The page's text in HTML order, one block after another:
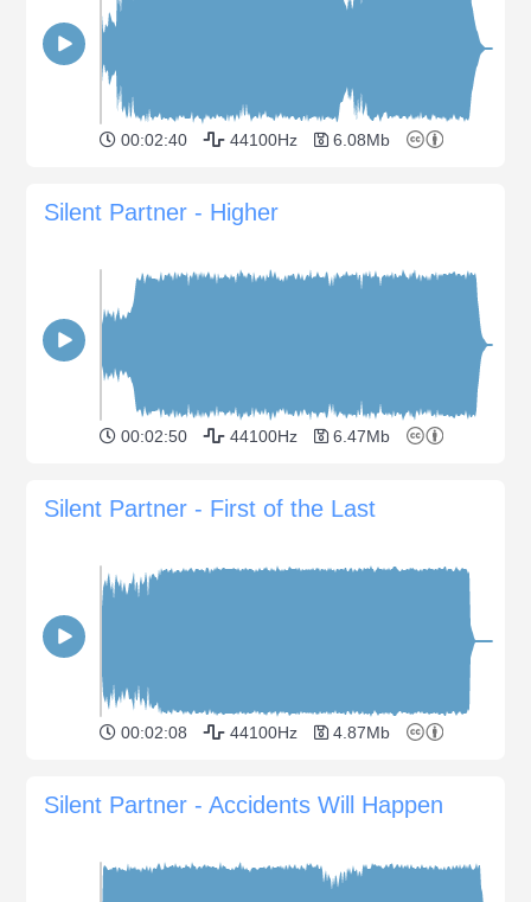
00:02:40 44100Hz 6.08Mb
Silent Partner - Higher
00:02:50 44100Hz 6.47Mb
Silent Partner - First of the Last
00:02:08 44100Hz 4.87Mb
Silent Partner - Accidents Will Happen